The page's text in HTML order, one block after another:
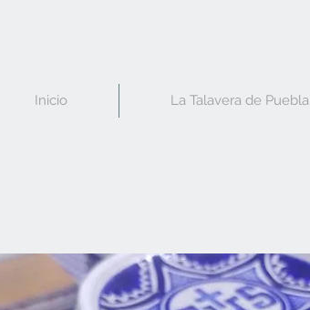
Inicio La Talavera de Puebla